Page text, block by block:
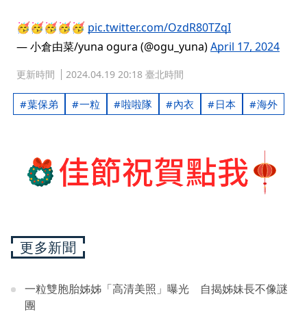
🥳🥳🥳🥳🥳 pic.twitter.com/OzdR80TZqI
— 小倉由菜/yuna ogura (@ogu_yuna)April 17, 2024
更新時間 2024.04.19 20:18 臺北時間
葉保弟 一粒 啦啦隊 內衣 日本 海外
更多新聞
一粒雙胞胎姊姊「高清美照」曝光 自揭姊妹長不像謎
團